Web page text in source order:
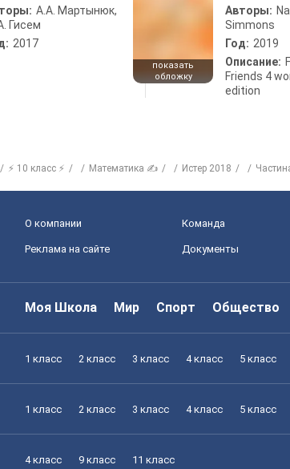
А.А. Мартынюк,
Гисем
2017
показать
обложку
Авторы:
Simmons
Год: 2019
Описание:
Friends 4
edition
⚡ 10 класс ⚡ Математика ✍ Истер 2018
О компании Команда
Реклама на сайте Документы
Моя Школа Мир Спорт Общество
1 класс 2 класс 3 класс 4 класс 5 класс
1 класс 2 класс 3 класс 4 класс 5 класс
4 класс 9 класс 11 класс